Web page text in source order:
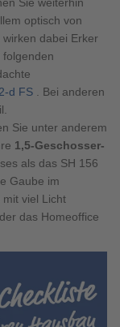
optisch von
dabei Erker
d FS
. Bei anderen
Sie unter anderem
1,5-Geschosser-
als das SH 156
Gaube im
viel Licht
das Homeoffice